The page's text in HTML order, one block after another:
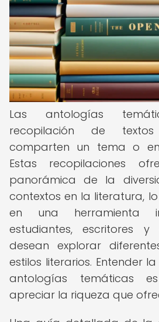
Las antologías
recopilación de
comparten un tema o
Estas recopilaciones
panorámica de la
contextos en la literatura,
en una herramienta
estudiantes, escritores y
desean explorar
estilos literarios. Entender
antologías temáticas
apreciar la riqueza que